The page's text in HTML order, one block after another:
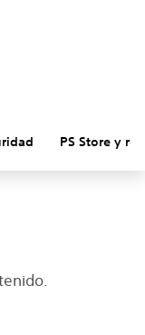
PS Store y